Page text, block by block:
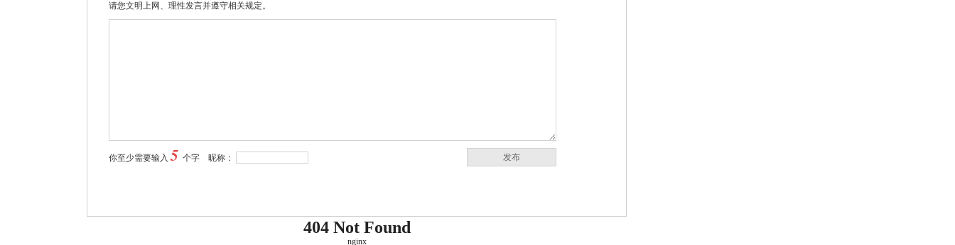
请您文明上网、理性发言并遵守相关规定。
发布
你至少需要输入5 个字 昵称：
404 Not Found
nginx